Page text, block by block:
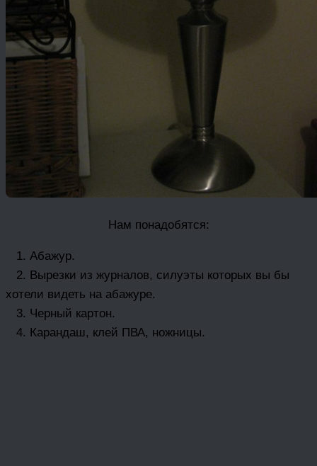
Нам понадобятся:
1. Абажур.
2. Вырезки из журналов, силуэты которых вы бы
хотели видеть на абажуре.
3. Черный картон.
4. Карандаш, клей ПВА, ножницы.